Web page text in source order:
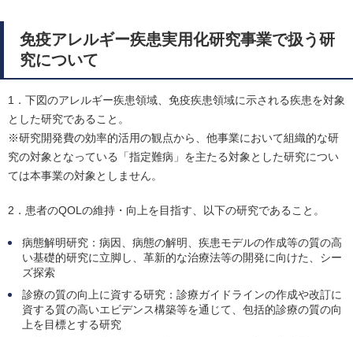
免疫アレルギー疾患実用化研究事業で扱う研
究について
1．下図のアレルギー疾患領域、免疫疾患領域に示される疾患を対象
とした研究であること。
※研究開発費の効率的活用の観点から、他事業において組織的な研
究の対象となっている「指定難病」を主たる対象とした研究につい
ては本事業の対象としません。
2．患者のQOLの維持・向上を目指す、以下の研究であること。
病態解明研究：病因、病態の解明、疾患モデルの作成等の質の高
い基礎的研究に立脚し、革新的な治療法等の開発に向けた、シー
ズ探索
診療の質の向上に資する研究：診療ガイドラインの作成や改訂に
資する質の高いエビデンス構築等を通じて、包括的診療の質の向
上を目標とする研究